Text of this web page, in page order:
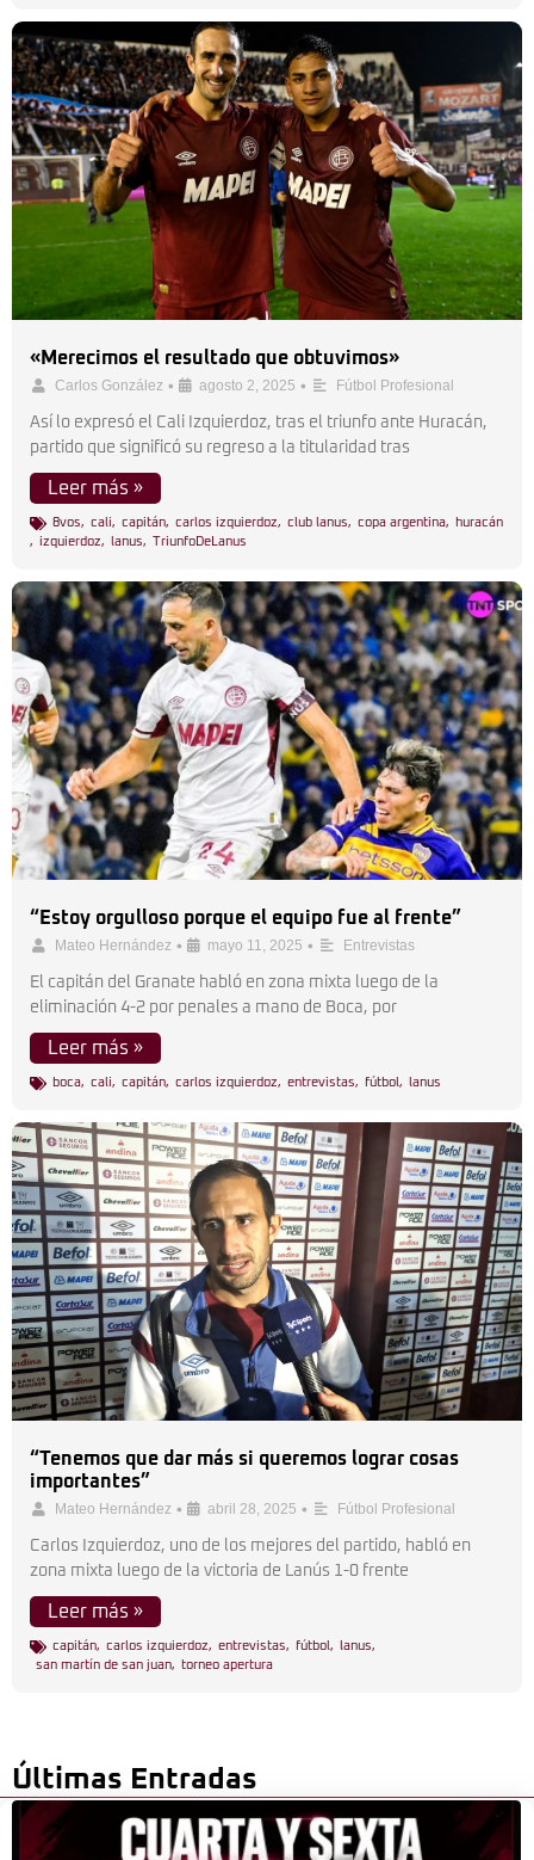
«Merecimos el resultado que obtuvimos»
Carlos González • agosto 2, 2025 • Fútbol Profesional
Así lo expresó el Cali Izquierdoz, tras el triunfo ante Huracán,
partido que significó su regreso a la titularidad tras
Leer más »
8vos, cali, capitán, carlos izquierdoz, club lanus, copa argentina,
huracán
, izquierdoz, lanus, TriunfoDeLanus
“Estoy orgulloso porque el equipo fue al frente”
Mateo Hernández • mayo 11, 2025 • Entrevistas
El capitán del Granate habló en zona mixta luego de la
eliminación 4-2 por penales a mano de Boca, por
Leer más »
boca, cali, capitán, carlos izquierdoz, entrevistas, fútbol , lanus
“Tenemos que dar más si queremos lograr cosas
importantes”
Mateo Hernández • abril 28, 2025 • Fútbol Profesional
Carlos Izquierdoz, uno de los mejores del partido, habló en
zona mixta luego de la victoria de Lanús 1-0 frente
Leer más »
capitán, carlos izquierdoz, entrevistas, fútbol , lanus,
san martín de san juan, torneo apertura
Últimas Entradas